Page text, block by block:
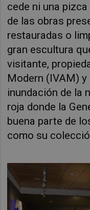
cede ni una
de las obras
restauradas o
gran escultura
visitante,
Modern (IVAM)
inundación de la
roja donde la
buena parte de
como su